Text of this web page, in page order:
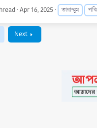
Apr 16, 2025 তায়াম্মুম
Next